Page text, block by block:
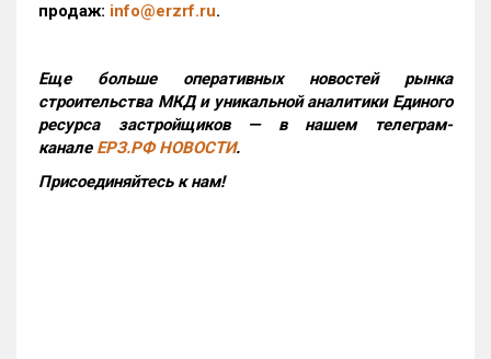
продаж: info@erzrf.ru.
Еще больше оперативных новостей рынка
строительства МКД и уникальной аналитики Единого
ресурса застройщиков — в нашем телеграм-
канале ЕРЗ.РФ НОВОСТИ.
Присоединяйтесь к нам!